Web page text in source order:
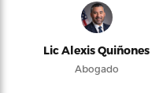
Lic Alexis Quiñones
Abogado